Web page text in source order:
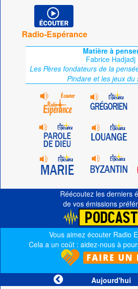
Radio-Espérance
Matière à
Fabrice Hadjadj
Les Pères fondateurs de la
Pindare et les jeux du
Réécoutez les derniers
de vos émissions
Vous aimez écouter Radio
Cela a un coût : aidez-nous à
Aujourd'hui